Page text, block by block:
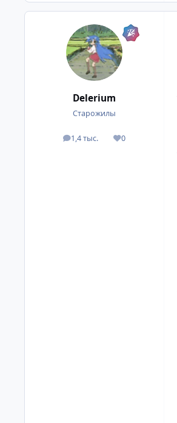
Delerium
Старожилы
1,4 тыс.
посты 0
Репутация